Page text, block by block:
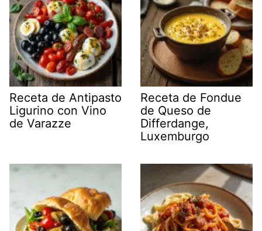
Receta de Antipasto
Ligurino con Vino
de Varazze
Receta de Fondue
de Queso de
Differdange,
Luxemburgo